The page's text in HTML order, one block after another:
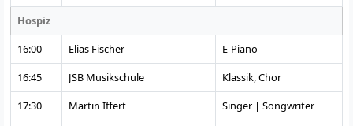
Hospiz
16:00
Elias Fischer
E-Piano
16:45
JSB Musikschule
Klassik, Chor
17:30
Martin Iffert
Singer | Songwriter